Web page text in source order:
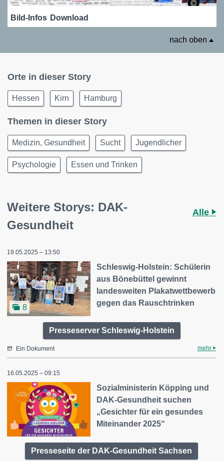
Bild-Infos Download
nach oben
Orte in dieser Story
Hessen Kirn Hamburg
Themen in dieser Story
Medizin, Gesundheit Sucht Jugendlicher
Psychologie Essen und Trinken
Weitere Storys: DAK-
Gesundheit
Alle
19.05.2025 – 13:50
8
Schleswig-Holstein: Schülerin
aus Bönebüttel gewinnt
landesweiten Plakatwettbewerb
gegen das Rauschtrinken
Presseserver Schleswig-Holstein
Ein Dokument mehr
16.05.2025 – 09:15
Sozialministerin Köpping und
DAK-Gesundheit suchen
„Gesichter für ein gesundes
Miteinander 2025“
Presseseite der DAK-Gesundheit Sachsen